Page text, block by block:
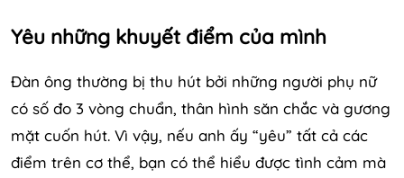
Yêu những khuyết điểm của mình
Đàn ông thường bị thu hút bởi những người phụ nữ
có số đo 3 vòng chuẩn, thân hình săn chắc và gương
mặt cuốn hút. Vì vậy, nếu anh ấy “yêu” tất cả các
điểm trên cơ thể, bạn có thể hiểu được tình cảm mà